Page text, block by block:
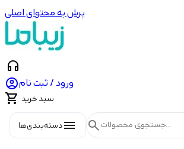
پرش به محتوای اصلی
headphones
ورود / ثبت نام
 سبد خرید
menuدسته‌بندی‌ها search